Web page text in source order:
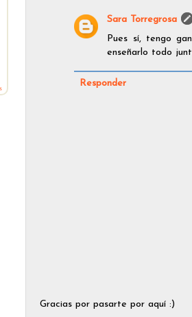
Sara Torregrosa
Pues sí, tengo
enseñarlo todo
Responder
Gracias por pasarte por aquí :)